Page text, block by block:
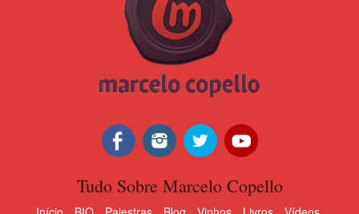
Tudo Sobre Marcelo Copello